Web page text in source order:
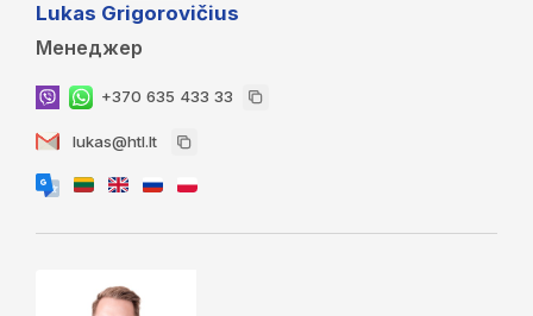
Lukas Grigorovičius
Менеджер
+370 635 433 33
lukas@htl.lt